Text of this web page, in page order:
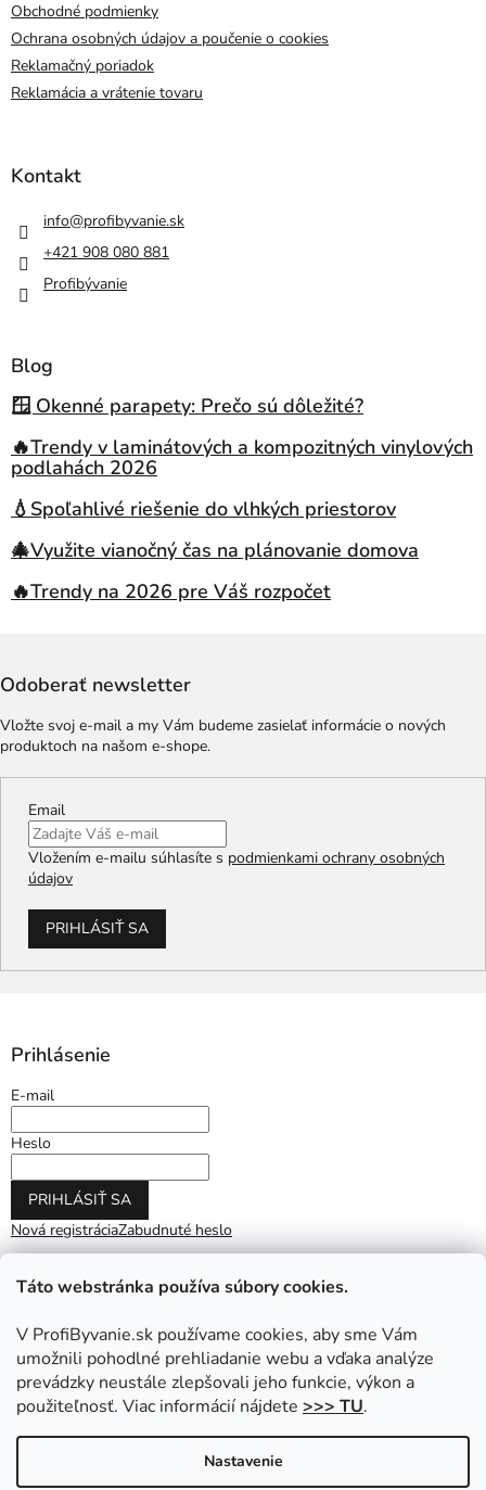
Táto webstránka používa súbory cookies.
V ProfiByvanie.sk používame cookies, aby sme Vám
umožnili pohodlné prehliadanie webu a vďaka analýze
prevádzky neustále zlepšovali jeho funkcie, výkon a
použiteľnosť. Viac informácií nájdete >>> TU.
Nastavenie
Obchodné podmienky
Ochrana osobných údajov a poučenie o cookies
Reklamačný poriadok
Reklamácia a vrátenie tovaru
Kontakt
info@profibyvanie.sk
+421 908 080 881
Profibývanie
Blog
🪟 Okenné parapety: Prečo sú dôležité?
🔥Trendy v laminátových a kompozitných vinylových
podlahách 2026
💧Spoľahlivé riešenie do vlhkých priestorov
🎄Využite vianočný čas na plánovanie domova
🔥Trendy na 2026 pre Váš rozpočet
Odoberať newsletter
Vložte svoj e-mail a my Vám budeme zasielať informácie o nových
produktoch na našom e-shope.
Email
Vložením e-mailu súhlasíte s podmienkami ochrany osobných
údajov
PRIHLÁSIŤ SA
Prihlásenie
E-mail
Heslo
PRIHLÁSIŤ SA
Nová registráciaZabudnuté heslo